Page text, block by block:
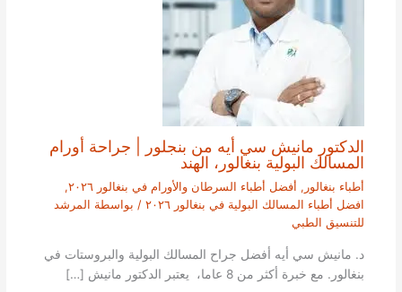
الدكتور مانيش سي أيه من بنجلور | جراحة أورام
المسالك البولية بنغالور، الهند
أطباء بنغالور , أفضل أطباء السرطان والأورام في بنغالور ٢٠٢٦
,
افضل أطباء المسالك البولية في بنغالور ٢٠٢٦
/ بواسطة المرشد
للتنسيق الطبي
د. مانيش سي أيه أفضل جراح المسالك البولية والبروستات في
بنغالور. مع خبرة أكثر من 8 عاما، يعتبر الدكتور مانيش […]